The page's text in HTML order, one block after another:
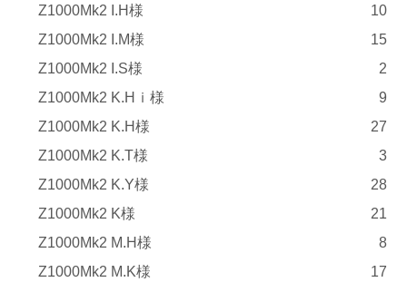
Z1000Mk2 I.H様
10
Z1000Mk2 I.M様
15
Z1000Mk2 I.S様
2
Z1000Mk2 K.Hｉ様
9
Z1000Mk2 K.H様
27
Z1000Mk2 K.T様
3
Z1000Mk2 K.Y様
28
Z1000Mk2 K様
21
Z1000Mk2 M.H様
8
Z1000Mk2 M.K様
17